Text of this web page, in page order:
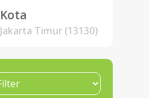
Kota
Jakarta Timur (13130)